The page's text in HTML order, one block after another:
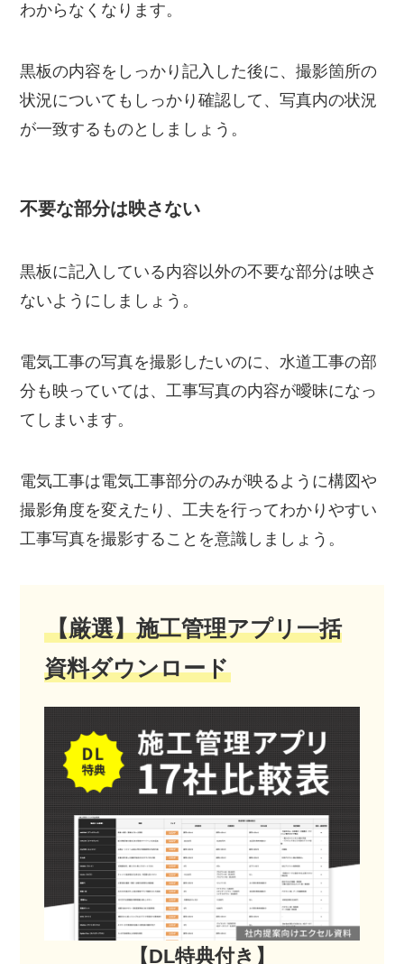
わからなくなります。
黒板の内容をしっかり記入した後に、撮影箇所の
状況についてもしっかり確認して、写真内の状況
が一致するものとしましょう。
不要な部分は映さない
黒板に記入している内容以外の不要な部分は映さ
ないようにしましょう。
電気工事の写真を撮影したいのに、水道工事の部
分も映っていては、工事写真の内容が曖昧になっ
てしまいます。
電気工事は電気工事部分のみが映るように構図や
撮影角度を変えたり、工夫を行ってわかりやすい
工事写真を撮影することを意識しましょう。
【厳選】施工管理アプリ一括
資料ダウンロード
【DL特典付き】